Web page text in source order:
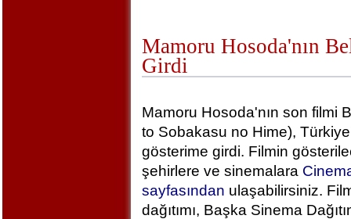
Mamoru Hosoda'nın
Girdi
Mamoru Hosoda'nın son filmi
to Sobakasu no Hime),
gösterime girdi. Filmin
şehirlere ve sinemalara
sayfasından ulaşabilirsiniz.
dağıtımı, Başka Sinema